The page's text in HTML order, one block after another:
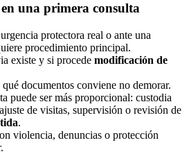
una primera consulta
protectora real o ante una
procedimiento principal.
existe y si procede modificación de
documentos conviene no demorar.
puede ser más proporcional: custodia
de visitas, supervisión o revisión de
.
violencia, denuncias o protección